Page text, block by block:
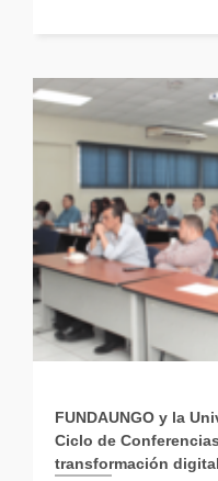
FUNDAUNGO y la
Ciclo de
transformación